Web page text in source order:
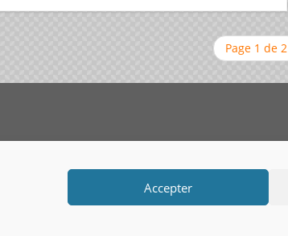
Accepter
Page 1 de 2